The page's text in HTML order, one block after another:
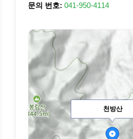
문의 번호: 041-950-4114
천방산